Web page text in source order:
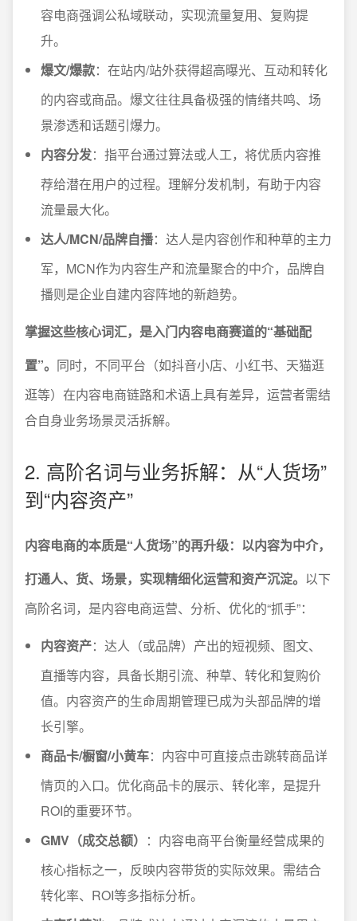
容电商强调公私域联动，实现流量复用、复购提
升。
爆文/爆款：在站内/站外获得超高曝光、互动和转化
的内容或商品。爆文往往具备极强的情绪共鸣、场
景渗透和话题引爆力。
内容分发：指平台通过算法或人工，将优质内容推
荐给潜在用户的过程。理解分发机制，有助于内容
流量最大化。
达人/MCN/品牌自播：达人是内容创作和种草的主力
军，MCN作为内容生产和流量聚合的中介，品牌自
播则是企业自建内容阵地的新趋势。
掌握这些核心词汇，是入门内容电商赛道的“基础配
置”。 同时，不同平台（如抖音小店、小红书、天猫逛
逛等）在内容电商链路和术语上具有差异，运营者需结
合自身业务场景灵活拆解。
2. 高阶名词与业务拆解：从“人货场”
到“内容资产”
内容电商的本质是“人货场”的再升级：以内容为中介，
打通人、货、场景，实现精细化运营和资产沉淀。 以下
高阶名词，是内容电商运营、分析、优化的“抓手”：
内容资产：达人（或品牌）产出的短视频、图文、
直播等内容，具备长期引流、种草、转化和复购价
值。内容资产的生命周期管理已成为头部品牌的增
长引擎。
商品卡/橱窗/小黄车：内容中可直接点击跳转商品详
情页的入口。优化商品卡的展示、转化率，是提升
ROI的重要环节。
GMV（成交总额） ：内容电商平台衡量经营成果的
核心指标之一，反映内容带货的实际效果。需结合
转化率、ROI等多指标分析。